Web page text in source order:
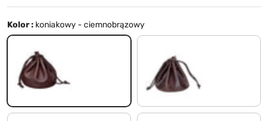
Kolor : koniakowy - ciemnobrązowy
koniakowy - ciemnobrązowy tisco - brązowy